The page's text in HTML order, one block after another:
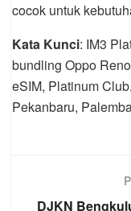
cocok untuk
Kata Kunci: IM3
bundling Oppo
eSIM, Platinum
Pekanbaru,
DJKN